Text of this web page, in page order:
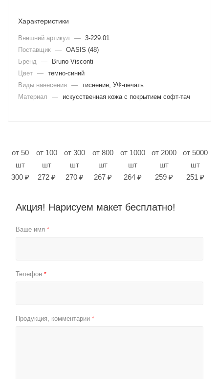
Характеристики
Внешний артикул — 3-229.01
Поставщик — OASIS (48)
Бренд
—
Bruno Visconti
Цвет — темно-синий
Виды нанесения
— тиснение, УФ-печать
Материал
— искусственная кожа с покрытием софт-тач
от 50
шт
300 ₽
от 100
шт
272 ₽
от 300
шт
270 ₽
от 800
шт
267 ₽
от 1000
шт
264 ₽
от 2000
шт
259 ₽
от 5000
шт
251 ₽
Акция! Нарисуем макет бесплатно!
Ваше имя *
Телефон *
Продукция, комментарии *